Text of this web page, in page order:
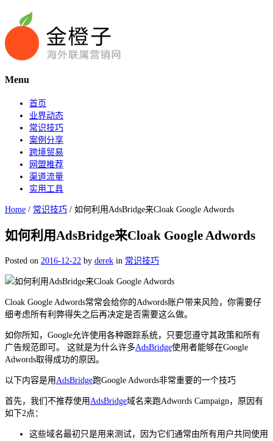
Menu
首页
业界动态
常识技巧
案例分享
跨境贸易
网盟推荐
渠道流量
实用工具
Home / 常识技巧 / 如何利用AdsBridge来Cloak Google Adwords
如何利用AdsBridge来Cloak Google Adwords
Posted on 2016-12-22 by derek in 常识技巧
Cloak Google Adwords常常会给你的Adwords账户带来风险，你需要仔
细考虑所有利弊得失之后再决定是否需要这么做。
如你所知，Google允许使用各种跟踪系统，只要您遵守其政策和所有
广告规范即可。 这就是为什么许多AdsBridge使用者能够在Google
Adwords取得成功的原因。
以下内容是用AdsBridge跑Google Adwords非常重要的一个技巧
首先，我们不推荐使用AdsBridge域名来跑Adwords Campaign，原因有
如下2点：
这些域名最初只是用来测试，因为它们通常由所有用户共同使用